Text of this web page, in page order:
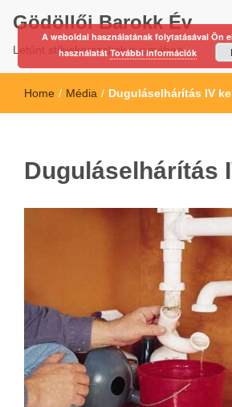
Gödöllői Barokk Év
Letűnt stíluskorszakok nyomában…
Home / Média / Duguláselhárítás IV
Duguláselhárítás
A weboldal használatának folytatásával Ön
használatátTovábbi információk